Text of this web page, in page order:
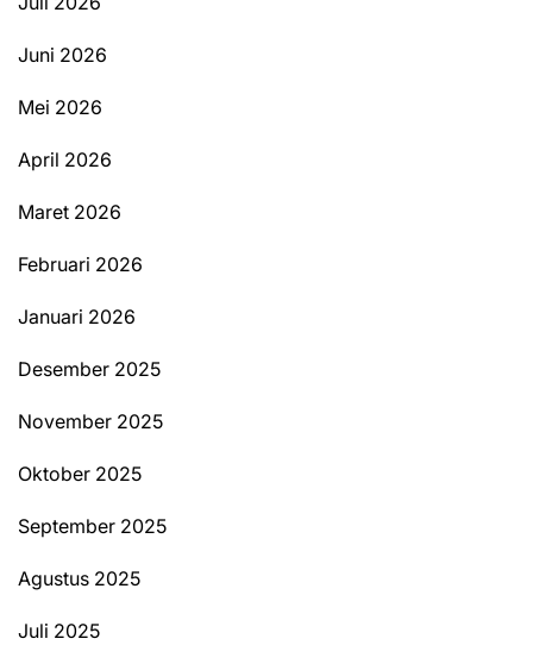
Juni 2026
Mei 2026
April 2026
Maret 2026
Februari 2026
Januari 2026
Desember 2025
November 2025
Oktober 2025
September 2025
Agustus 2025
Juli 2025